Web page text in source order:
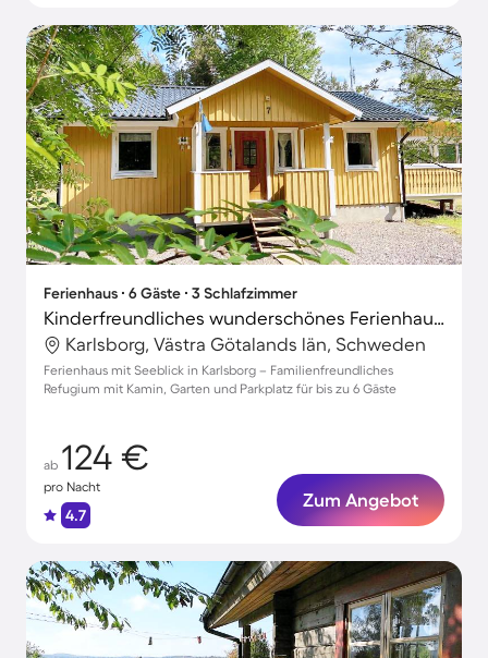
Ferienhaus ∙ 6 Gäste ∙ 3 Schlafzimmer
Kinderfreundliches wunderschönes Ferienhaus mit Grill und Garten | Seeblick
Karlsborg, Västra Götalands län, Schweden
Ferienhaus mit Seeblick in Karlsborg – Familienfreundliches
Refugium mit Kamin, Garten und Parkplatz für bis zu 6 Gäste
ab 124 €
pro Nacht
4.7
Zum Angebot